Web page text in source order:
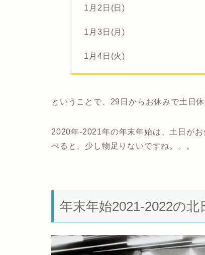
1月2日(日)
1月3日(月)
1月4日(火)
ということで、29日からお休みで土日
2020年-2021年の年末年始は、土日が
べると、少し物足りないですね。。。
年末年始2021-2022の北